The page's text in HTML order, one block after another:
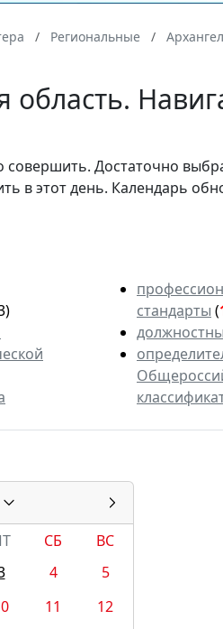
Региональные
область.
совершить. Достаточно
в этот день. Календарь
стандарты (
СБ
ВС
4
5
11
12